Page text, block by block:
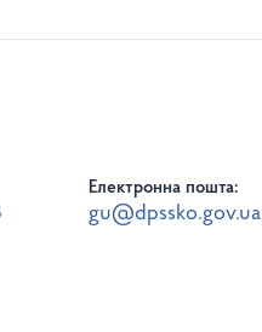
Електронна пошта:
gu@dpssko.gov.ua